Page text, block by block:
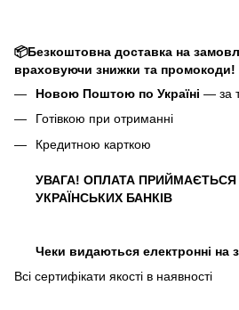
📦Безкоштовна доставка на
враховуючи знижки та промокоди!
Новою Поштою по Україні — за
Готівкою при отриманні
Кредитною карткою
УВАГА! ОПЛАТА
УКРАЇНСЬКИХ БАНКІВ
Чеки видаються електронні на
Всі сертифікати якості в наявності